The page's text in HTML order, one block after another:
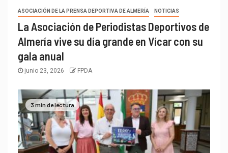
ASOCIACIÓN DE LA PRENSA DEPORTIVA DE ALMERÍA NOTICIAS
La Asociación de Periodistas Deportivos de
Almería vive su día grande en Vícar con su
gala anual
junio 23, 2026 FPDA
3 min de lectura